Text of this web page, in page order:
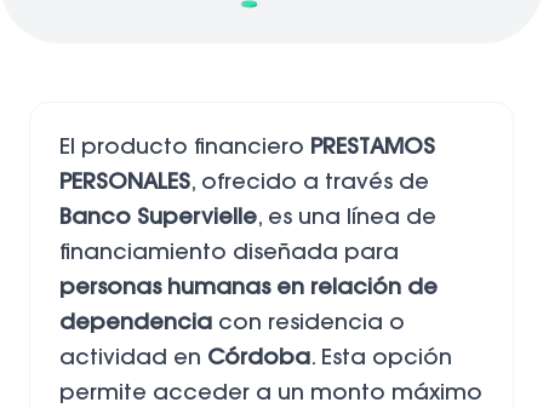
El producto financiero PRESTAMOS
PERSONALES, ofrecido a través de
Banco Supervielle, es una línea de
financiamiento diseñada para
personas humanas en relación de
dependencia con residencia o
actividad en Córdoba. Esta opción
permite acceder a un monto máximo